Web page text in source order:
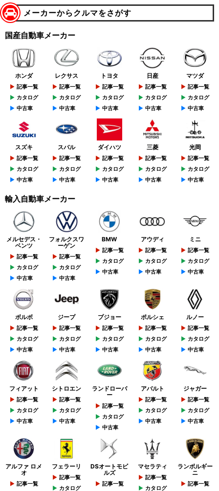
メーカーからクルマをさがす
国産自動車メーカー
ホンダ
記事一覧
カタログ
中古車
レクサス
記事一覧
カタログ
中古車
トヨタ
記事一覧
カタログ
中古車
日産
記事一覧
カタログ
中古車
マツダ
記事一覧
カタログ
中古車
スズキ
記事一覧
カタログ
中古車
スバル
記事一覧
カタログ
中古車
ダイハツ
記事一覧
カタログ
中古車
三菱
記事一覧
カタログ
中古車
光岡
記事一覧
カタログ
中古車
輸入自動車メーカー
メルセデス・
ベンツ
記事一覧
カタログ
中古車
フォルクスワ
ーゲン
記事一覧
カタログ
中古車
BMW
記事一覧
カタログ
中古車
アウディ
記事一覧
カタログ
中古車
ミニ
記事一覧
カタログ
中古車
ボルボ
記事一覧
カタログ
中古車
ジープ
記事一覧
カタログ
中古車
プジョー
記事一覧
カタログ
中古車
ポルシェ
記事一覧
カタログ
中古車
ルノー
記事一覧
カタログ
中古車
フィアット
記事一覧
カタログ
中古車
シトロエン
記事一覧
カタログ
中古車
ランドローバ
ー
記事一覧
カタログ
中古車
アバルト
記事一覧
カタログ
中古車
ジャガー
記事一覧
カタログ
中古車
アルファ ロメ
オ
記事一覧
フェラーリ
記事一覧
カタログ
DSオートモビ
ルズ
記事一覧
マセラティ
記事一覧
カタログ
ランボルギー
ニ
記事一覧